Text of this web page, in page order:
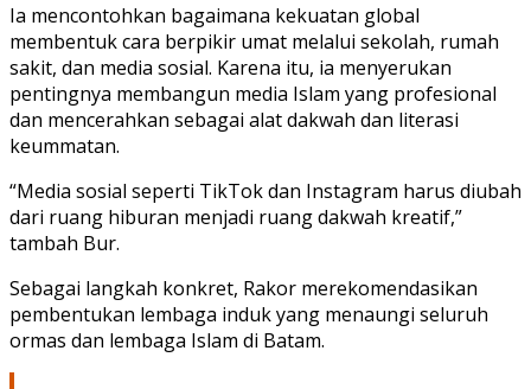
Ia mencontohkan bagaimana kekuatan global
membentuk cara berpikir umat melalui sekolah, rumah
sakit, dan media sosial. Karena itu, ia menyerukan
pentingnya membangun media Islam yang profesional
dan mencerahkan sebagai alat dakwah dan literasi
keummatan.
“Media sosial seperti TikTok dan Instagram harus diubah
dari ruang hiburan menjadi ruang dakwah kreatif,”
tambah Bur.
Sebagai langkah konkret, Rakor merekomendasikan
pembentukan lembaga indukyang menaungi seluruh
ormas dan lembaga Islam di Batam.